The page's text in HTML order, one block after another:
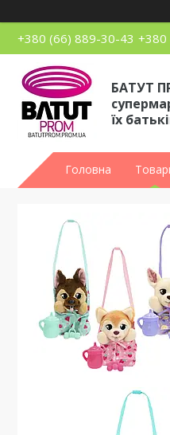
+380 (66) 889-30-43 +380
БАТУТ
їх
Головна